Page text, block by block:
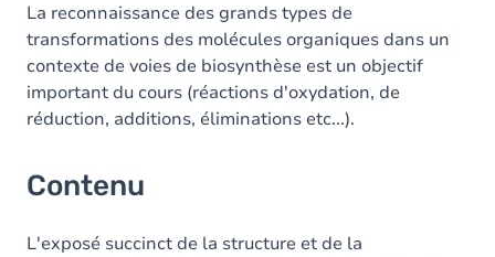
La reconnaissance des grands types de
transformations des molécules organiques dans un
contexte de voies de biosynthèse est un objectif
important du cours (réactions d'oxydation, de
réduction, additions, éliminations etc...).
Contenu
L'exposé succinct de la structure et de la